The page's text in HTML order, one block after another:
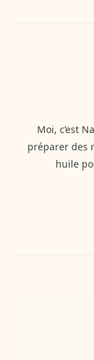
Moi, c’est
préparer des
huile